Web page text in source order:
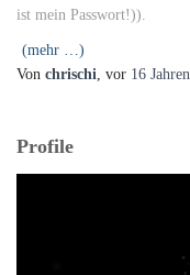
ist mein Passwort!)).
(mehr …)
Von chrischi , vor 16 Jahren
Profile